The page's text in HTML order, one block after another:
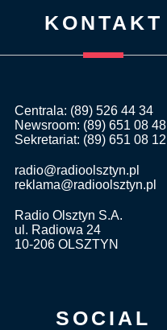
KONTAKT
Centrala: (89) 526 44 34
Newsroom: (89) 651 08 48
Sekretariat: (89) 651 08 12
radio@radioolsztyn.pl
reklama@radioolsztyn.pl
Radio Olsztyn S.A.
ul. Radiowa 24
10-206 OLSZTYN
SOCIAL